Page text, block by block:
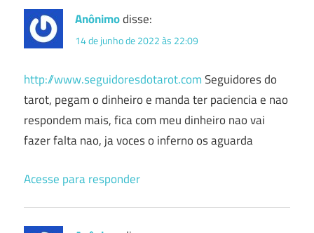
Anônimodisse:
14 de junho de 2022 às 22:09
http://www.seguidoresdotarot.comSeguidores do
tarot, pegam o dinheiro e manda ter paciencia e nao
respondem mais, fica com meu dinheiro nao vai
fazer falta nao, ja voces o inferno os aguarda
Acesse para responder